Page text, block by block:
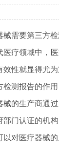
械需要第三方
医疗领域中，
效性就显得尤
检测报告的作用
械的生产商通
部门认证的机
以对医疗器械